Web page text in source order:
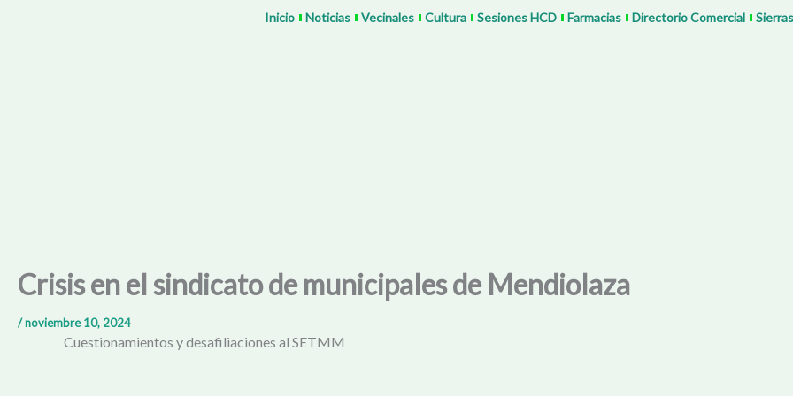
Inicio Noticias Vecinales Cultura Sesiones HCD Farmacias Directorio Comercial
Crisis en el sindicato de municipales de Mendiolaza
/noviembre 10, 2024
Cuestionamientos y desafiliaciones al SETMM